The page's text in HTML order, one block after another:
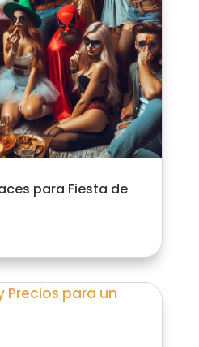
para Fiesta de